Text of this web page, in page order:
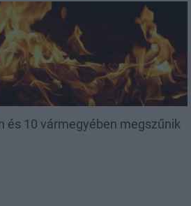
és 10 vármegyében megszűnik